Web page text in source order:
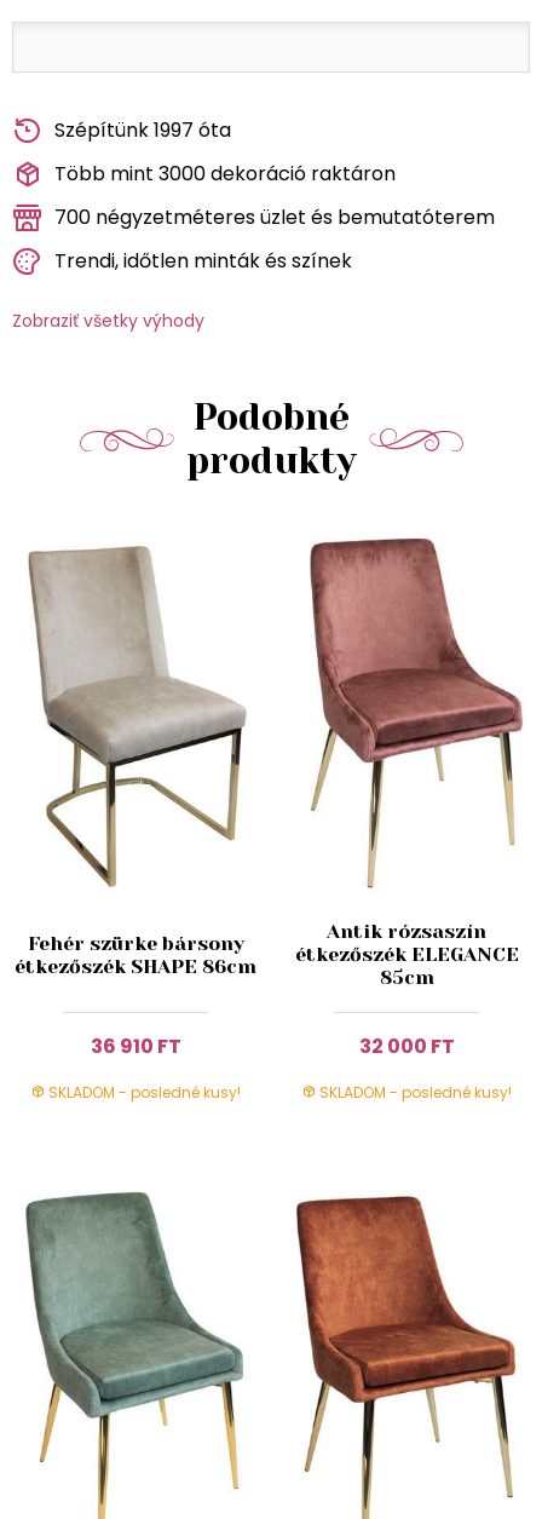
Szépítünk 1997 óta
Több mint 3000 dekoráció raktáron
700 négyzetméteres üzlet és bemutatóterem
Trendi, időtlen minták és színek
Zobraziť všetky výhody
Podobné
produkty
Fehér szürke bársony
étkezőszék SHAPE 86cm
36 910 FT
SKLADOM - posledné kusy!
Antik rózsaszín
étkezőszék ELEGANCE
85cm
32 000 FT
SKLADOM - posledné kusy!